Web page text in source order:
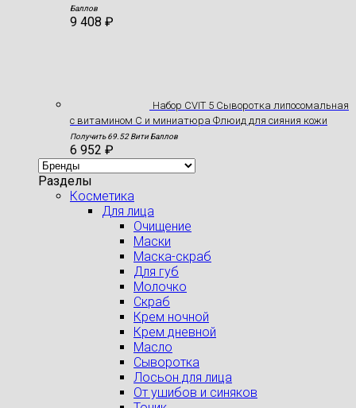
Баллов
9 408 ₽
Набор CVIT 5 Сыворотка липосомальная
с витамином С и миниатюра Флюид для сияния кожи
Получить 69.52 Вити Баллов
6 952 ₽
Разделы
Косметика
Для лица
Очищение
Маски
Маска-скраб
Для губ
Молочко
Скраб
Крем ночной
Крем дневной
Масло
Сыворотка
Лосьон для лица
От ушибов и синяков